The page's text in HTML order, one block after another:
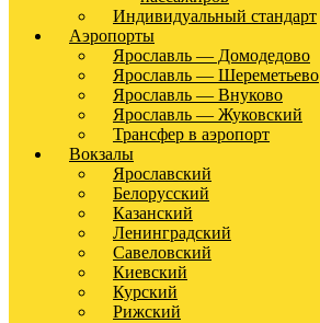
Индивидуальный стандарт
Аэропорты
Ярославль — Домодедово
Ярославль — Шереметьево
Ярославль — Внуково
Ярославль — Жуковский
Трансфер в аэропорт
Вокзалы
Ярославский
Белорусский
Казанский
Ленинградский
Савеловский
Киевский
Курский
Рижский